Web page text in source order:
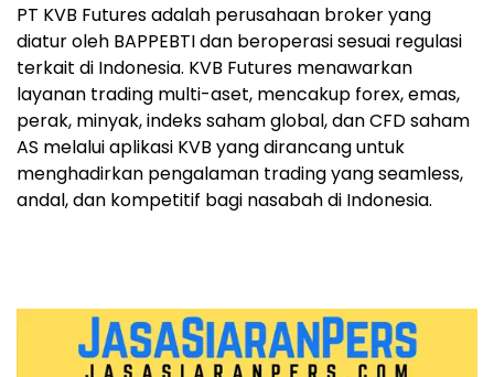
PT KVB Futures adalah perusahaan broker yang
diatur oleh BAPPEBTI dan beroperasi sesuai regulasi
terkait di Indonesia. KVB Futures menawarkan
layanan trading multi-aset, mencakup forex, emas,
perak, minyak, indeks saham global, dan CFD saham
AS melalui aplikasi KVB yang dirancang untuk
menghadirkan pengalaman trading yang seamless,
andal, dan kompetitif bagi nasabah di Indonesia.